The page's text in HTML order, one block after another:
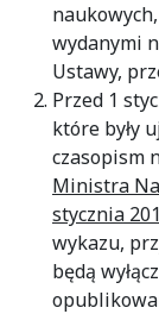
wydanymi
Ustawy,
Przed 1
które były
czasopism
Ministra
stycznia
wykazu,
będą